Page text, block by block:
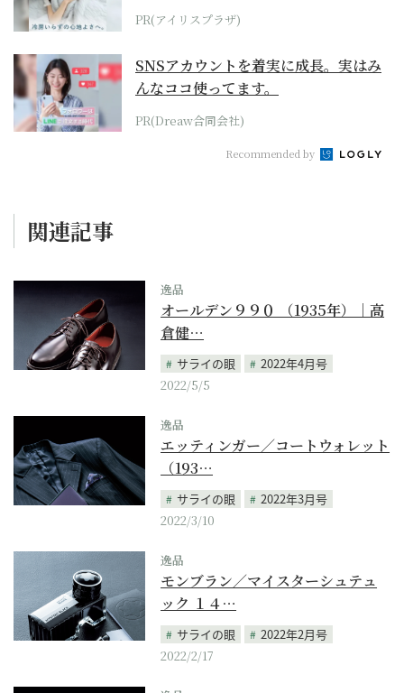
PR(アイリスプラザ)
SNSアカウントを着実に成長。実はみ
んなココ使ってます。
PR(Dreaw合同会社)
Recommended by
関連記事
逸品
オールデン９９０ （1935年）｜高
倉健…
サライの眼
2022年4月号
2022/5/5
逸品
エッティンガー／コートウォレット
（193…
サライの眼
2022年3月号
2022/3/10
逸品
モンブラン／マイスターシュテュ
ック １４…
サライの眼
2022年2月号
2022/2/17